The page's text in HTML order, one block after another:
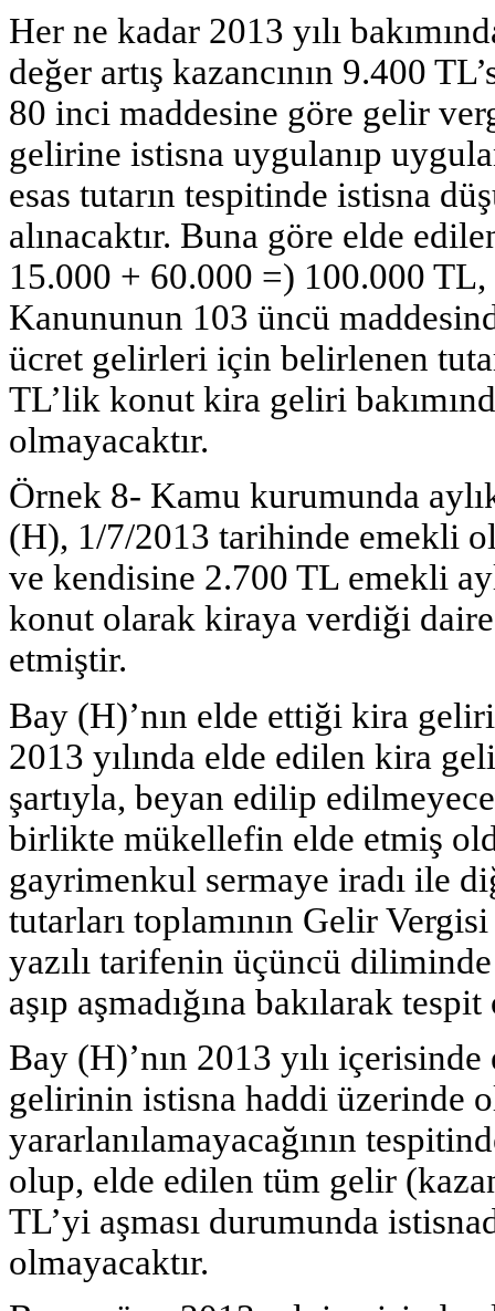
Her ne kadar 2013 yılı
değer artış kazancının 9.400
80 inci maddesine göre gelir
gelirine istisna uygulanıp
esas tutarın tespitinde istisna
alınacaktır. Buna göre elde
15.000 + 60.000 =) 100.000 TL,
Kanununun 103 üncü
ücret gelirleri için belirlenen
TL’lik konut kira geliri
olmayacaktır.
Örnek 8- Kamu kurumunda
(H), 1/7/2013 tarihinde emekli
ve kendisine 2.700 TL emekli
konut olarak kiraya verdiği
etmiştir.
Bay (H)’nın elde ettiği kira
2013 yılında elde edilen kira
şartıyla, beyan edilip
birlikte mükellefin elde etmiş
gayrimenkul sermaye iradı ile
tutarları toplamının Gelir
yazılı tarifenin üçüncü
aşıp aşmadığına bakılarak
Bay (H)’nın 2013 yılı
gelirinin istisna haddi üzerinde
yararlanılamayacağının
olup, elde edilen tüm gelir
TL’yi aşması durumunda
olmayacaktır.